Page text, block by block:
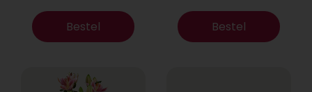
Bestel Bestel